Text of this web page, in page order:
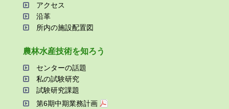
アクセス
沿⾰
所内の施設配置図
農林⽔産技術を知ろう
センターの話題
私の試験研究
試験研究課題
第6期中期業務計画